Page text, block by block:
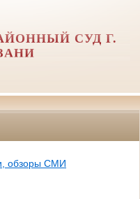
СУД Г.
обзоры СМИ